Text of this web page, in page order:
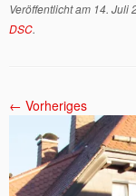
Veröffentlicht am 14. Juli
DSC.
← Vorheriges